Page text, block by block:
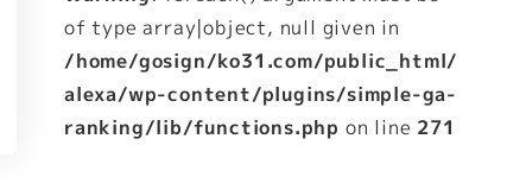
of type array|object, null given in
/home/gosign/ko31.com/public_html/
alexa/wp-content/plugins/simple-ga-
ranking/lib/functions.php on line 271